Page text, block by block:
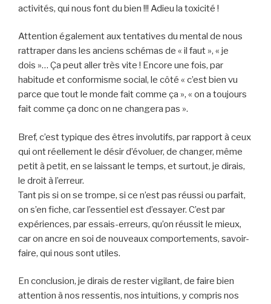
activités, qui nous font du bien !!! Adieu la toxicité !
Attention également aux tentatives du mental de nous
rattraper dans les anciens schémas de « il faut », « je
dois »… Ça peut aller très vite ! Encore une fois, par
habitude et conformisme social, le côté « c’est bien vu
parce que tout le monde fait comme ça », « on a toujours
fait comme ça donc on ne changera pas ».
Bref, c’est typique des êtres involutifs, par rapport à ceux
qui ont réellement le désir d’évoluer, de changer, même
petit à petit, en se laissant le temps, et surtout, je dirais,
le droit à l’erreur.
Tant pis si on se trompe, si ce n’est pas réussi ou parfait,
on s’en fiche, car l’essentiel est d’essayer. C’est par
expériences, par essais-erreurs, qu’on réussit le mieux,
car on ancre en soi de nouveaux comportements, savoir-
faire, qui nous sont utiles.
En conclusion, je dirais de rester vigilant, de faire bien
attention à nos ressentis, nos intuitions, y compris nos